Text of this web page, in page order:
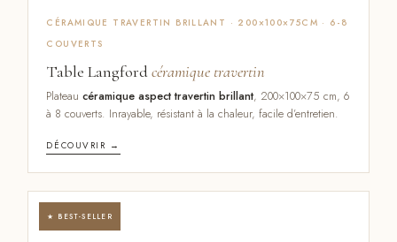
CÉRAMIQUE TRAVERTIN BRILLANT · 200×100×75CM · 6-8
COUVERTS
Table Langfordcéramique travertin
Plateaucéramique aspect travertin brillant, 200×100×75 cm, 6
à 8 couverts. Inrayable, résistant à la chaleur, facile d’entretien.
DÉCOUVRIR →
★ BEST-SELLER